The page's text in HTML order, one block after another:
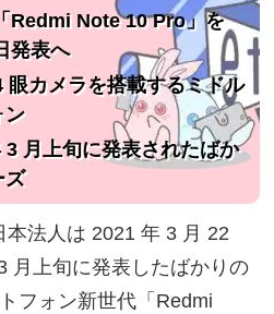
Redmi Note 10 Pro」を
発表へ
眼カメラを搭載するミドル
ン
月上旬に発表されたばか
ズ
法人は 2021 年 3 月 22
月上旬に発表したばかりの
フォン新世代「Redmi